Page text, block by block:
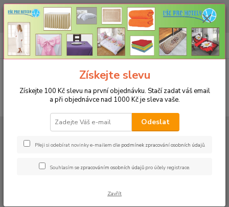
CHCETE NAKOUPIT VĚTŠÍ MNOŽSTVÍ NAŠICH PRODUKTŮ ZA LEPŠÍ
CENU? Klikněte ZDE
CZK
+420 773 794 023
Pondělí-pátek 9-16 hodin
0ks
za0 Kč
UBRUSY
Slavnostní ubrusy Magnolia s vodoodpudivou úpravou
Kulatý 150cm
Získejte slevu
Získejte 100 Kč slevu na první objednávku. Stačí zadat váš email
a při objednávce nad 1000 Kč je sleva vaše.
Odeslat
Přeji si odebírat novinky e-mailem dle podmínek zpracování osobních údajů.
Souhlasím se zpracováním osobních údajů pro účely registrace.
Zavřít